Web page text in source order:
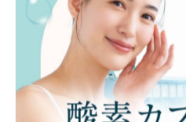
ナンス体制や保証期間の有
ます。
実際の利用者からは「予想
が高くコストがかかった」「
いて安心だった」といった声